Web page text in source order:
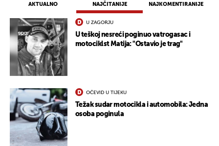
AKTUALNO NAJČITANIJE NAJKOMENTIRANIJE
U ZAGORJU
U teškoj nesreći poginuo vatrogasac i
motociklst Matija: "Ostavio je trag"
OČEVID U TIJEKU
Težak sudar motocikla i automobila: Jedna
osoba poginula
UKLJUČITE NOTIFIKACIJE